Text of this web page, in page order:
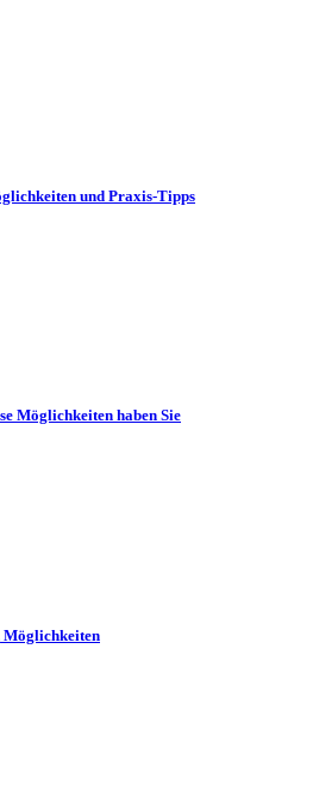
und Praxis-Tipps
Möglichkeiten haben Sie
Möglichkeiten